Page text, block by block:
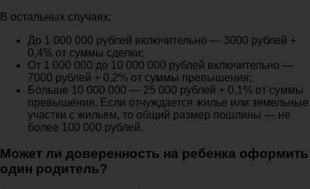
В остальных случаях:
До 1 000 000 рублей включительно — 3000 рублей +
0,4% от суммы сделки;
От 1 000 000 до 10 000 000 рублей включительно —
7000 рублей + 0,2% от суммы превышения;
Больше 10 000 000 — 25 000 рублей + 0,1% от суммы
превышения. Если отчуждается жилье или земельные
участки с жильем, то общий размер пошлины — не
более 100 000 рублей.
Может ли доверенность на ребенка оформить
один родитель?